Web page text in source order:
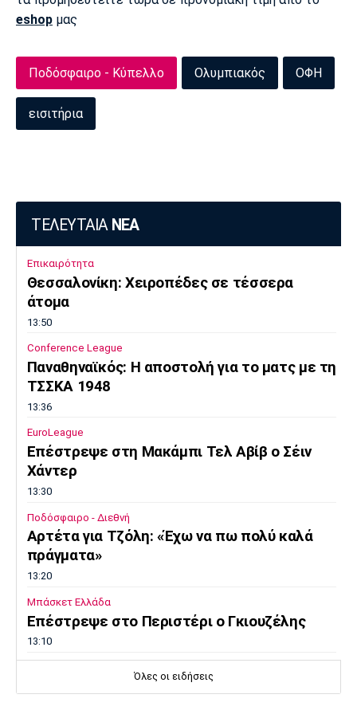
eshop μας
Ποδόσφαιρο - Κύπελλο Ολυμπιακός ΟΦΗ
εισιτήρια
ΤΕΛΕΥΤΑΙΑ ΝΕΑ
Επικαιρότητα
Θεσσαλονίκη: Χειροπέδες σε τέσσερα
άτομα
13:50
Conference League
Παναθηναϊκός: Η αποστολή για το ματς με τη
ΤΣΣΚΑ 1948
13:36
EuroLeague
Επέστρεψε στη Μακάμπι Τελ Αβίβ ο Σέιν
Χάντερ
13:30
Ποδόσφαιρο - Διεθνή
Αρτέτα για Τζόλη: «Έχω να πω πολύ καλά
πράγματα»
13:20
Μπάσκετ Ελλάδα
Επέστρεψε στο Περιστέρι ο Γκιουζέλης
13:10
Μουρίνιο: «Είχα συμφωνήσει με τη
Όλες οι ειδήσεις